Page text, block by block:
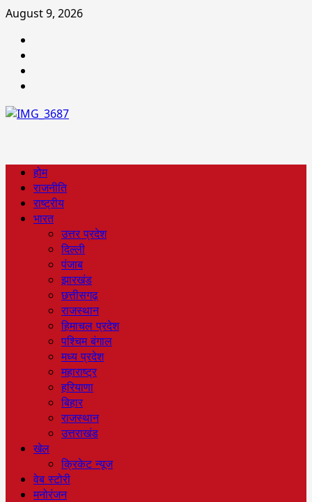
August 9, 2026
होम
राजनीति
राष्ट्रीय
भारत
उत्तर प्रदेश
दिल्ली
पंजाब
झारखंड
छत्तीसगढ़
राजस्थान
हिमाचल प्रदेश
पश्चिम बंगाल
मध्य प्रदेश
महाराष्ट्र
हरियाणा
बिहार
राजस्थान
उत्तराखंड
खेल
क्रिकेट न्यूज
वेब स्टोरी
मनोरंजन